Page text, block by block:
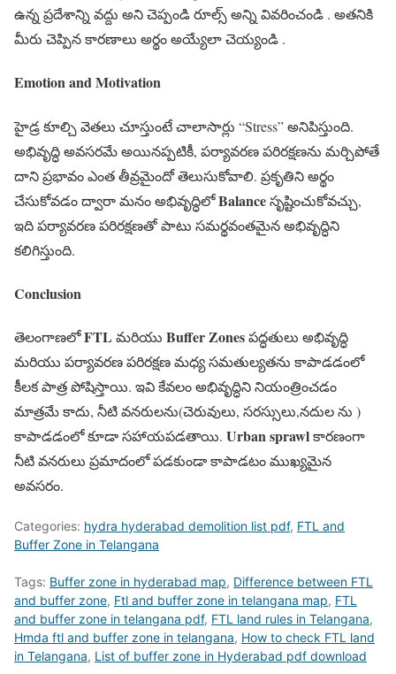
ఉన్న ప్రదేశాన్ని వద్దు అని చెప్పండి రూల్స్ అన్ని వివరించండి . అతనికి
మీరు చెప్పిన కారణాలు అర్థం అయ్యేలా చెయ్యండి .
Emotion and Motivation
హైడ్ర కూల్చి వెతలు చూస్తుంటే చాలాసార్లు “Stress” అనిపిస్తుంది.
అభివృద్ధి అవసరమే అయినప్పటికీ, పర్యావరణ పరిరక్షణను మర్చిపోతే
దాని ప్రభావం ఎంత తీవ్రమైందో తెలుసుకోవాలి. ప్రకృతిని అర్థం
చేసుకోవడం ద్వారా మనం అభివృద్ధిలోBalanceసృష్టించుకోవచ్చు,
ఇది పర్యావరణ పరిరక్షణతో పాటు సమర్థవంతమైన అభివృద్ధిని
కలిగిస్తుంది.
Conclusion
తెలంగాణలోFTL మరియు Buffer Zonesపద్ధతులు అభివృద్ధి
మరియు పర్యావరణ పరిరక్షణ మధ్య సమతుల్యతను కాపాడడంలో
కీలక పాత్ర పోషిస్తాయి. ఇవి కేవలం అభివృద్ధిని నియంత్రించడం
మాత్రమే కాదు, నీటి వనరులను(చెరువులు, సరస్సులు,నదుల ను )
కాపాడడంలో కూడా సహాయపడతాయి. Urban sprawlకారణంగా
నీటి వనరులు ప్రమాదంలో పడకుండా కాపాడటం ముఖ్యమైన
అవసరం.
Categories: hydra hyderabad demolition list pdf, FTL and
Buffer Zone in Telangana
Tags: Buffer zone in hyderabad map, Difference between FTL
and buffer zone, Ftl and buffer zone in telangana map, FTL
and buffer zone in telangana pdf, FTL land rules in Telangana,
Hmda ftl and buffer zone in telangana, How to check FTL land
in Telangana, List of buffer zone in Hyderabad pdf download